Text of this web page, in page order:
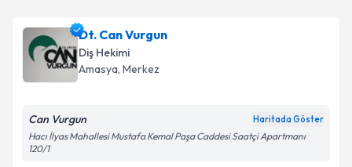
için bir takvim hazırlandığında e-posta ile
bilgilendireceğiz.
E-posta Adresiniz
Dt. Can Vurgun
Diş Hekimi
Amasya, Merkez
Can Vurgun Haritada Göster
Hacı İlyas Mahallesi Mustafa Kemal Paşa Caddesi Saatçi Apartmanı
120/1